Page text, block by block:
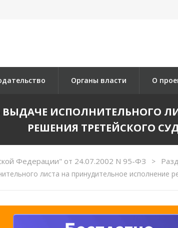
Органы власти О
ВЫДАЧЕ ИСПОЛНИТЕЛЬНОГО
РЕШЕНИЯ ТРЕТЕЙСКОГО
Федерации" от 24.07.2002 N 95-ФЗ >
листа на принудительное исполнение